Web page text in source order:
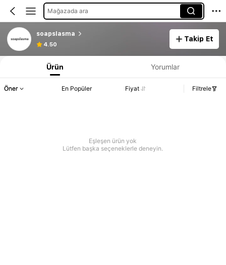
Mağazada ara
soapslasma
4.50
Takip Et
Ürün Yorumlar
Öner En Popüler Fiyat Filtrele
Eşleşen ürün yok
Lütfen başka seçeneklerle deneyin.